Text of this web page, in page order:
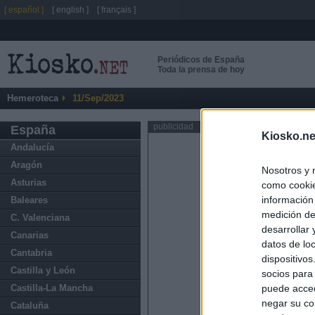
Nosotros y
como
medición
desarrollar
datos de
socios
puede
negar su
Periódicos de España
Toda la prensa de hoy
Hemeroteca 11/Sep/2023
España
Andalucía
Aragón
Asturias
Baleares
C. Valenciana
Canarias
Cantabria
Castilla y León
Castilla-La Mancha
Cataluña
publicidad
[ español ] [ english ] [ français ]